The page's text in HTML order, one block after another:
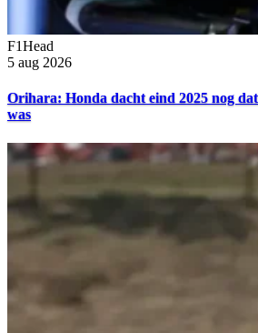
F1Head
5 aug 2026
Orihara: Honda dacht eind 2025 nog dat
was